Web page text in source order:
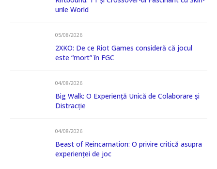
urile World
05/08/2026
2XKO: De ce Riot Games consideră că jocul
este “mort” în FGC
04/08/2026
Big Walk: O Experiență Unică de Colaborare și
Distracție
04/08/2026
Beast of Reincarnation: O privire critică asupra
experienței de joc